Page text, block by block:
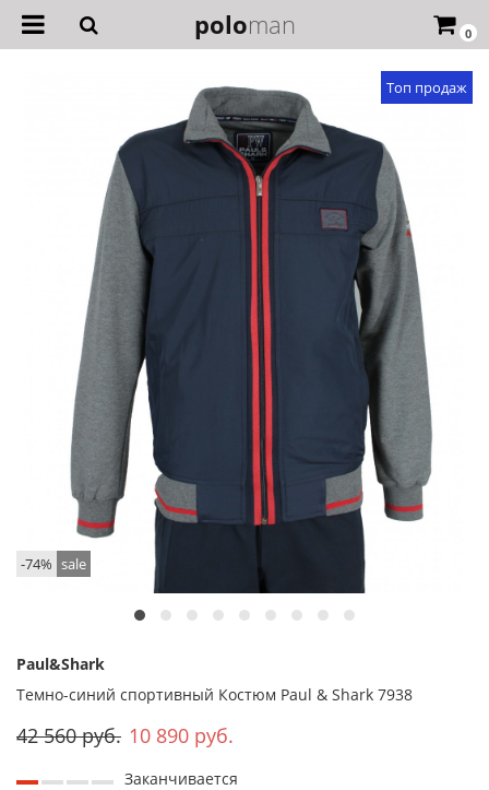
0
poloman
Топ продаж
-74% sale
Paul&Shark
Темно-синий спортивный Костюм Paul & Shark 7938
42 560 руб. 10 890 руб.
Заканчивается